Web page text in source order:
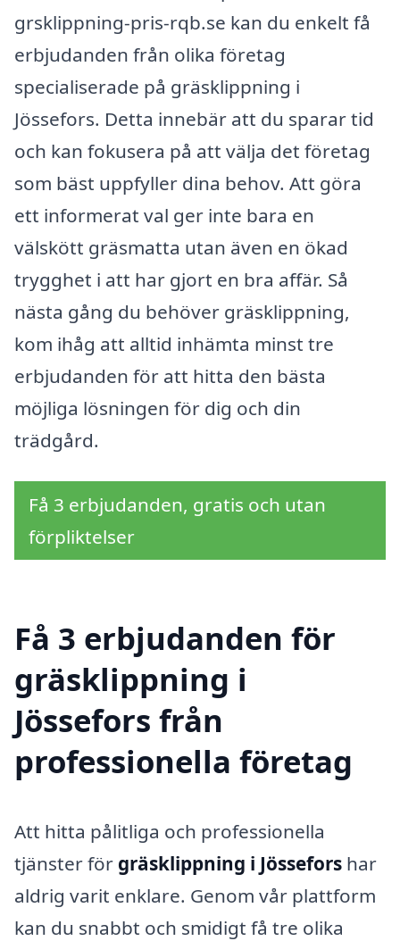
grsklippning-pris-rqb.se kan du enkelt få
erbjudanden från olika företag
specialiserade på gräsklippning i
Jössefors. Detta innebär att du sparar tid
och kan fokusera på att välja det företag
som bäst uppfyller dina behov. Att göra
ett informerat val ger inte bara en
välskött gräsmatta utan även en ökad
trygghet i att har gjort en bra affär. Så
nästa gång du behöver gräsklippning,
kom ihåg att alltid inhämta minst tre
erbjudanden för att hitta den bästa
möjliga lösningen för dig och din
trädgård.
Få 3 erbjudanden, gratis och utan
förpliktelser
Få 3 erbjudanden för
gräsklippning i
Jössefors från
professionella företag
Att hitta pålitliga och professionella
tjänster för gräsklippning i Jössefors har
aldrig varit enklare. Genom vår plattform
kan du snabbt och smidigt få tre olika